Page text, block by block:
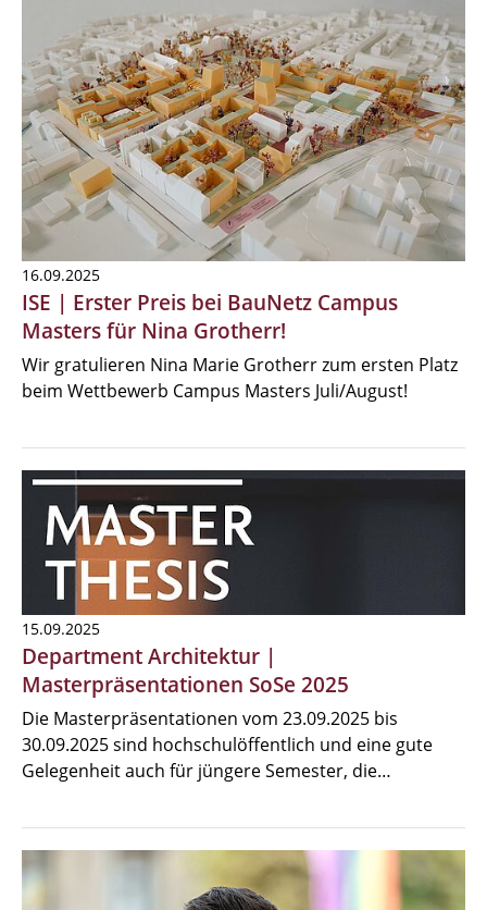
16.09.2025
ISE | Erster Preis bei BauNetz Campus
Masters für Nina Grotherr!
Wir gratulieren Nina Marie Grotherr zum ersten Platz
beim Wettbewerb Campus Masters Juli/August!
15.09.2025
Department Architektur |
Masterpräsentationen SoSe 2025
Die Masterpräsentationen vom 23.09.2025 bis
30.09.2025 sind hochschulöffentlich und eine gute
Gelegenheit auch für jüngere Semester, die…